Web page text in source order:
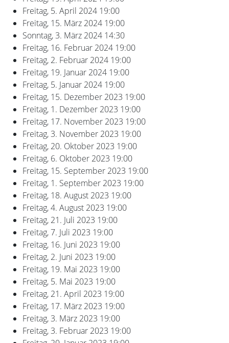
Freitag, 5. April 2024 19:00
Freitag, 15. März 2024 19:00
Sonntag, 3. März 2024 14:30
Freitag, 16. Februar 2024 19:00
Freitag, 2. Februar 2024 19:00
Freitag, 19. Januar 2024 19:00
Freitag, 5. Januar 2024 19:00
Freitag, 15. Dezember 2023 19:00
Freitag, 1. Dezember 2023 19:00
Freitag, 17. November 2023 19:00
Freitag, 3. November 2023 19:00
Freitag, 20. Oktober 2023 19:00
Freitag, 6. Oktober 2023 19:00
Freitag, 15. September 2023 19:00
Freitag, 1. September 2023 19:00
Freitag, 18. August 2023 19:00
Freitag, 4. August 2023 19:00
Freitag, 21. Juli 2023 19:00
Freitag, 7. Juli 2023 19:00
Freitag, 16. Juni 2023 19:00
Freitag, 2. Juni 2023 19:00
Freitag, 19. Mai 2023 19:00
Freitag, 5. Mai 2023 19:00
Freitag, 21. April 2023 19:00
Freitag, 17. März 2023 19:00
Freitag, 3. März 2023 19:00
Freitag, 3. Februar 2023 19:00